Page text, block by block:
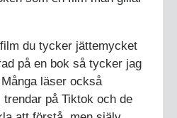
du tycker jättemycket
på en bok så tycker jag
läser också
på Tiktok och de